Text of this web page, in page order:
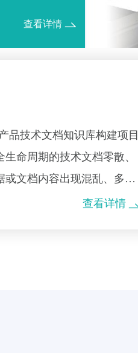
查看详情
品技术文档知识库构建项
命周期的技术文档零散、
或文档内容出现混乱、多版
队以产品使用说明书为例，
查看详情